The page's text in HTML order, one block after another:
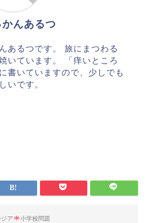
かんあるつ
あるつです。 旅にまつわる
いています。 「痒いところ
書いていますので、少しでも
いです。
ジア 小学校問題